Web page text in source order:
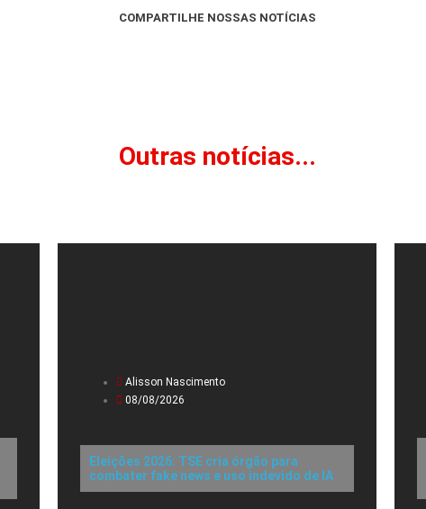
COMPARTILHE NOSSAS NOTÍCIAS
Outras notícias...
Alisson Nascimento
08/08/2026
Eleições 2026: TSE cria órgão para
combater fake news e uso indevido de IA